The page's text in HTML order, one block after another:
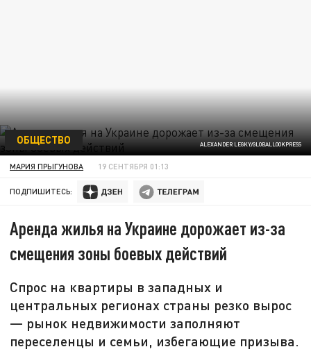
ALEXANDER LEGKY/GLOBALLOOKPRESS
ОБЩЕСТВО
МАРИЯ ПРЫГУНОВА 19 СЕНТЯБРЯ 01:13
ПОДПИШИТЕСЬ:
Аренда жилья на Украине дорожает из-за
смещения зоны боевых действий
Спрос на квартиры в западных и
центральных регионах страны резко вырос
— рынок недвижимости заполняют
переселенцы и семьи, избегающие призыва.